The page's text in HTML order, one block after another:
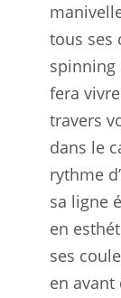
tous ses
spinning
fera
travers
dans le
rythme
sa ligne
en
ses
en avant